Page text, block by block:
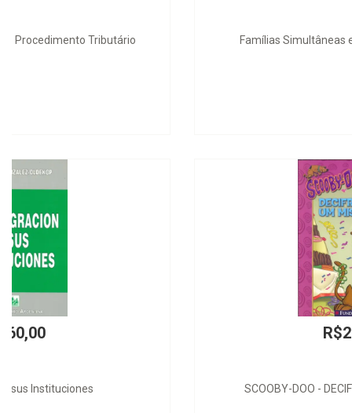
Famílias Simultâneas e seus Efeitos Jurídicos
SCOOBY-DOO - DECIFRANDO UM MISTÉRIO